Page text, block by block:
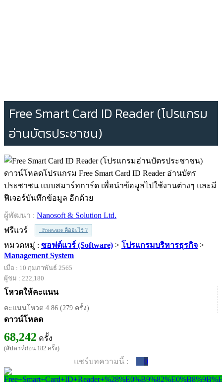
Free Smart Card ID Reader (โปรแกรม
อ่านบัตรประชาชน)
ดาวน์โหลดโปรแกรม Free Smart Card ID Reader อ่านบัตร
ประชาชน แบบสมาร์ทการ์ด เพื่อนำข้อมูลไปใช้งานต่างๆ และมี
ฟีเจอร์บันทึกข้อมูล อีกด้วย
ผู้พัฒนา : Nanosoft & Solution Ltd.
ฟรีแวร์
Freeware คืออะไร ?
หมวดหมู่ : ซอฟต์แวร์ (Software) > โปรแกรมบริหารธุรกิจ >
Management System
เมื่อ : 10 กุมภาพันธ์ 2565
ผู้ชม : 222,180
โหวตให้คะแนน
คะแนนโหวต 4.86 (279 ครั้ง)
ดาวน์โหลด
68,242 ครั้ง
(สัปดาห์ก่อน 182 ครั้ง)
แชร์บทความนี้ : 0